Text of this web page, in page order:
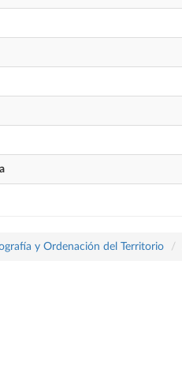
y Ordenación del Territorio